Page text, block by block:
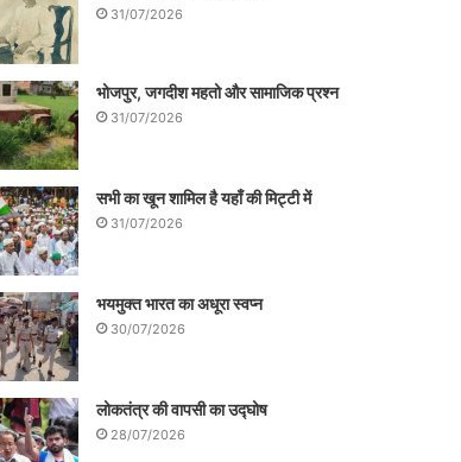
31/07/2026
भोजपुर, जगदीश महतो और सामाजिक प्रश्न
31/07/2026
सभी का खून शामिल है यहाँ की मिट्टी में
31/07/2026
भयमुक्त भारत का अधूरा स्वप्न
30/07/2026
लोकतंत्र की वापसी का उद्घोष
28/07/2026